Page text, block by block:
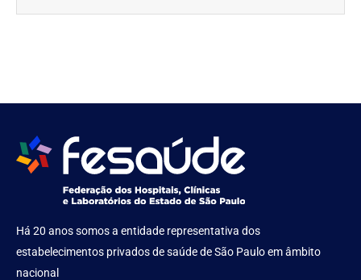
Há 20 anos somos a entidade representativa dos
estabelecimentos privados de saúde de São Paulo em âmbito
nacional